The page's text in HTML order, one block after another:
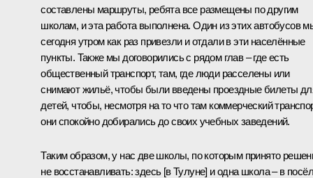
составлены маршруты, ребята все размещены по другим
школам, и эта работа выполнена. Один из этих автобусов
сегодня утром как раз привезли и отдали в эти населённые
пункты. Также мы договорились с рядом глав – где есть
общественный транспорт, там, где люди расселены или
снимают жильё, чтобы были введены проездные билеты
детей, чтобы, несмотря на то что там коммерческий
они спокойно добирались до своих учебных заведений.
Таким образом, у нас две школы, по которым принято
не восстанавливать: здесь [в Тулуне] и одна школа – в